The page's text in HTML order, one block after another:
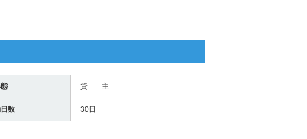
貸 主
数 30日